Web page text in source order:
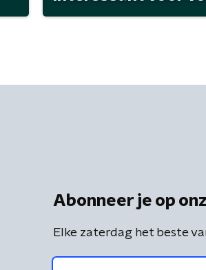
Abonneer je op
Elke zaterdag het beste